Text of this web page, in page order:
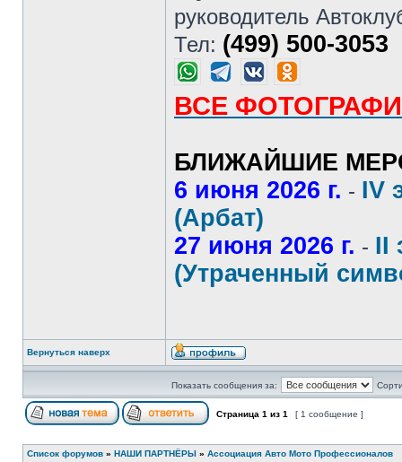
руководитель
Тел: (499) 500-3053
ВСЕ
БЛИЖАЙШИЕ
6 июня 2026 г. - IV
(Арбат)
27 июня 2026 г. - II
(Утраченный
Вернуться наверх
Показать сообщения за:
Страница 1 из 1 [ 1 сообщение ]
Список форумов » НАШИ ПАРТНЁРЫ » Ассоциация Авто Мото Профессионалов